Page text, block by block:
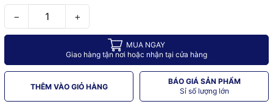
− +
MUA NGAY
Giao hàng tận nơi hoặc nhận tại cửa hàng
THÊM VÀO GIỎ HÀNG
BÁO GIÁ SẢN PHẨM
Sỉ số lượng lớn